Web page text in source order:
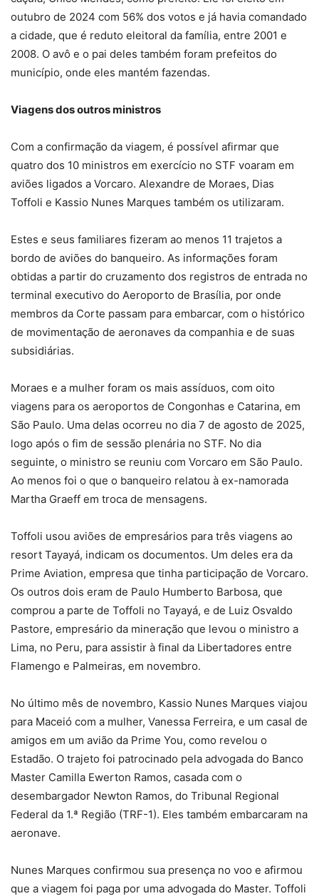
outubro de 2024 com 56% dos votos e já havia comandado
a cidade, que é reduto eleitoral da família, entre 2001 e
2008. O avô e o pai deles também foram prefeitos do
município, onde eles mantém fazendas.
Viagens dos outros ministros
Com a confirmação da viagem, é possível afirmar que
quatro dos 10 ministros em exercício no STF voaram em
aviões ligados a Vorcaro. Alexandre de Moraes, Dias
Toffoli e Kassio Nunes Marques também os utilizaram.
Estes e seus familiares fizeram ao menos 11 trajetos a
bordo de aviões do banqueiro. As informações foram
obtidas a partir do cruzamento dos registros de entrada no
terminal executivo do Aeroporto de Brasília, por onde
membros da Corte passam para embarcar, com o histórico
de movimentação de aeronaves da companhia e de suas
subsidiárias.
Moraes e a mulher foram os mais assíduos, com oito
viagens para os aeroportos de Congonhas e Catarina, em
São Paulo. Uma delas ocorreu no dia 7 de agosto de 2025,
logo após o fim de sessão plenária no STF. No dia
seguinte, o ministro se reuniu com Vorcaro em São Paulo.
Ao menos foi o que o banqueiro relatou à ex-namorada
Martha Graeff em troca de mensagens.
Toffoli usou aviões de empresários para três viagens ao
resort Tayayá, indicam os documentos. Um deles era da
Prime Aviation, empresa que tinha participação de Vorcaro.
Os outros dois eram de Paulo Humberto Barbosa, que
comprou a parte de Toffoli no Tayayá, e de Luiz Osvaldo
Pastore, empresário da mineração que levou o ministro a
Lima, no Peru, para assistir à final da Libertadores entre
Flamengo e Palmeiras, em novembro.
No último mês de novembro, Kassio Nunes Marques viajou
para Maceió com a mulher, Vanessa Ferreira, e um casal de
amigos em um avião da Prime You, como revelou o
Estadão. O trajeto foi patrocinado pela advogada do Banco
Master Camilla Ewerton Ramos, casada com o
desembargador Newton Ramos, do Tribunal Regional
Federal da 1.ª Região (TRF-1). Eles também embarcaram na
aeronave.
Nunes Marques confirmou sua presença no voo e afirmou
que a viagem foi paga por uma advogada do Master. Toffoli